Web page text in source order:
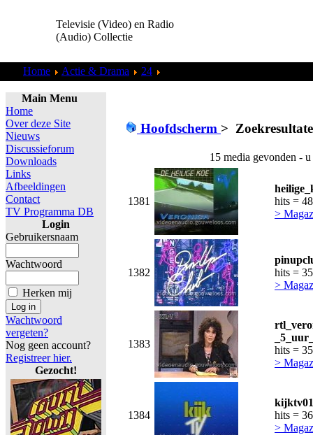
Televisie (Video) en Radio
(Audio) Collectie
Home Actie & Drama 24
Main Menu
Home
Over deze Site
Nieuws
Discussieforum
Downloads
Links
Afbeeldingen
Contact
TV Programma DB
Login
Gebruikersnaam
Wachtwoord
Herken mij
Wachtwoord
vergeten?
Nog geen account?
Registreer hier.
Gezocht!
Hoofdscherm >
15 media gevonden -
1381
hits =
>
1382
hits =
>
1383
hits =
>
1384
hits =
>